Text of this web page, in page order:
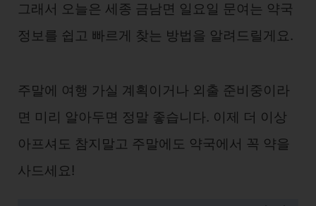
그래서 오늘은 세종 금남면 일요일 문여는 약국
정보를 쉽고 빠르게 찾는 방법을 알려드릴게요.
주말에 여행 가실 계획이거나 외출 준비중이라
면 미리 알아두면 정말 좋습니다. 이제 더 이상
아프셔도 참지말고 주말에도 약국에서 꼭 약을
사드세요!